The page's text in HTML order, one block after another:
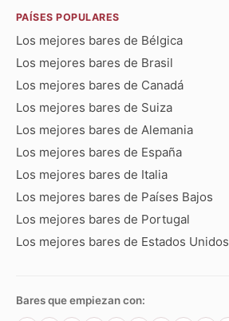
PAÍSES POPULARES
Los mejores bares de Bélgica
Los mejores bares de Brasil
Los mejores bares de Canadá
Los mejores bares de Suiza
Los mejores bares de Alemania
Los mejores bares de España
Los mejores bares de Italia
Los mejores bares de Países Bajos
Los mejores bares de Portugal
Los mejores bares de Estados Unidos
Bares que empiezan con: